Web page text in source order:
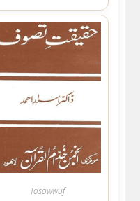
Tasawwuf